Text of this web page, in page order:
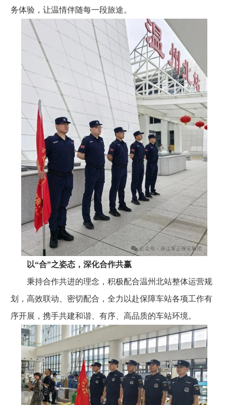
务体验，让温情伴随每一段旅途。
以“合”之姿态，深化合作共赢
秉持合作共进的理念，积极配合温州北站整体运营规
划，高效联动、密切配合，全力以赴保障车站各项工作有
序开展，携手共建和谐、有序、高品质的车站环境。